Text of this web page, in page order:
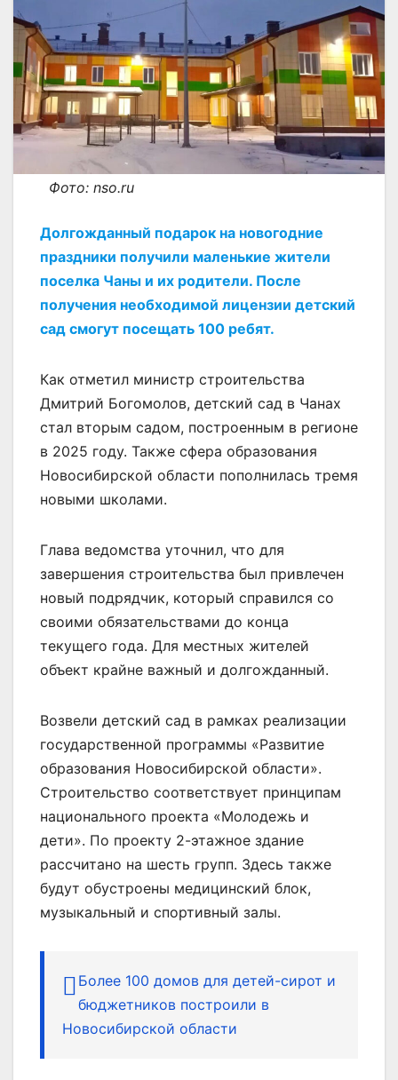
Фото: nso.ru
Долгожданный подарок на новогодние
праздники получили маленькие жители
поселка Чаны и их родители. После
получения необходимой лицензии детский
сад смогут посещать 100 ребят.
Как отметил министр строительства
Дмитрий Богомолов, детский сад в Чанах
стал вторым садом, построенным в регионе
в 2025 году. Также сфера образования
Новосибирской области пополнилась тремя
новыми школами.
Глава ведомства уточнил, что для
завершения строительства был привлечен
новый подрядчик, который справился со
своими обязательствами до конца
текущего года. Для местных жителей
объект крайне важный и долгожданный.
Возвели детский сад в рамках реализации
государственной программы «Развитие
образования Новосибирской области».
Строительство соответствует принципам
национального проекта «Молодежь и
дети». По проекту 2-этажное здание
рассчитано на шесть групп. Здесь также
будут обустроены медицинский блок,
музыкальный и спортивный залы.
Более 100 домов для детей-сирот и
бюджетников построили в
Новосибирской области